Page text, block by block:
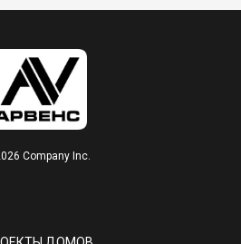
Company Inc.